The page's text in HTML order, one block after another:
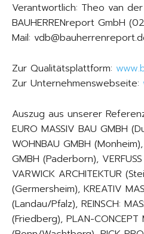
Verantwortlich: Theo van
BAUHERRENreport GmbH
Mail:
Zur Qualitätsplattform:
Zur Unternehmenswebseite:
Auszug aus unserer
EURO MASSIV BAU GMBH
WOHNBAU GMBH
GMBH (Paderborn),
VARWICK ARCHITEKTUR
(Germersheim), KREATIV
(Landau/Pfalz), REINSCH:
(Friedberg), PLAN-CONCEPT